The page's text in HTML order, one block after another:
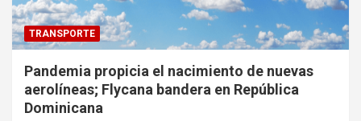
TRANSPORTE
Pandemia propicia el nacimiento de nuevas
aerolíneas; Flycana bandera en República
Dominicana